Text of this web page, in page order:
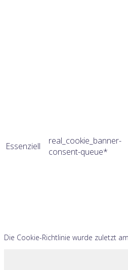
Essenziell
real_cookie_banner-
consent-queue*
Die Cookie-Richtlinie wurde zuletzt